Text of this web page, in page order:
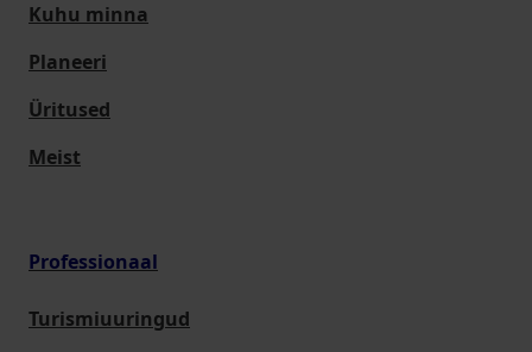
Kuhu minna
Planeeri
Üritused
Meist
Professionaal
Turismiuuringud